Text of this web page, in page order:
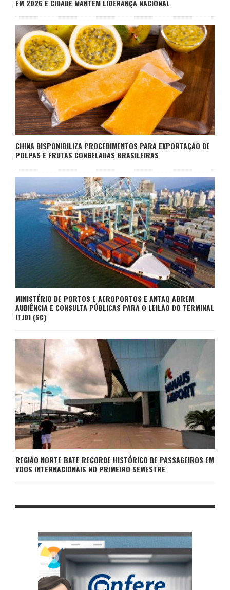
EM 2026 E CIDADE MANTÉM LIDERANÇA NACIONAL
CHINA DISPONIBILIZA PROCEDIMENTOS PARA EXPORTAÇÃO DE
POLPAS E FRUTAS CONGELADAS BRASILEIRAS
MINISTÉRIO DE PORTOS E AEROPORTOS E ANTAQ ABREM
AUDIÊNCIA E CONSULTA PÚBLICAS PARA O LEILÃO DO TERMINAL
ITJ01 (SC)
REGIÃO NORTE BATE RECORDE HISTÓRICO DE PASSAGEIROS EM
VOOS INTERNACIONAIS NO PRIMEIRO SEMESTRE